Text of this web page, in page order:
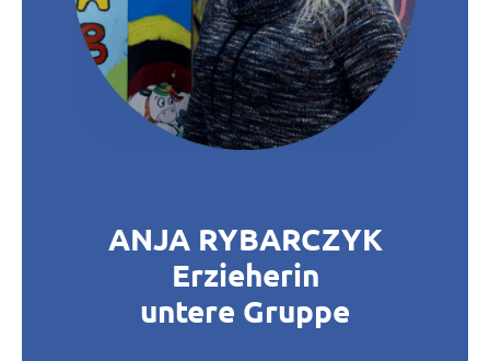
ANJA RYBARCZYK
Erzieherin
untere Gruppe